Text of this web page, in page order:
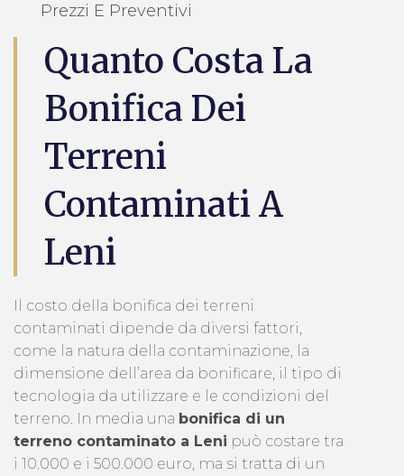
Prezzi E Preventivi
Quanto Costa La
Bonifica Dei
Terreni
Contaminati A
Leni
Il costo della bonifica dei terreni
contaminati dipende da diversi fattori,
come la natura della contaminazione, la
dimensione dell’area da bonificare, il tipo di
tecnologia da utilizzare e le condizioni del
terreno. In media una bonifica di un
terreno contaminato a Leni può costare tra
i 10.000 e i 500.000 euro, ma si tratta di un